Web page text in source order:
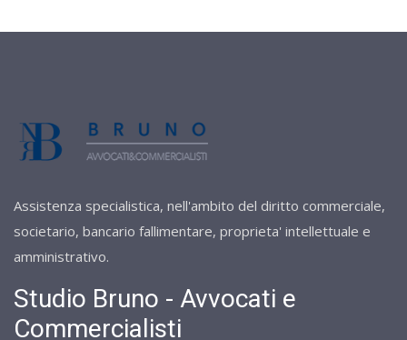
Assistenza specialistica, nell'ambito del diritto commerciale,
societario, bancario fallimentare, proprieta' intellettuale e
amministrativo.
Studio Bruno - Avvocati e
Commercialisti